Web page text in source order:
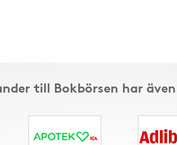
till Bokbörsen har